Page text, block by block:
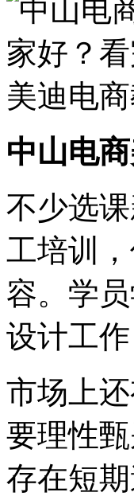
中山电
不少选
工培训
容。学
设计工
市场上
要理性
存在短